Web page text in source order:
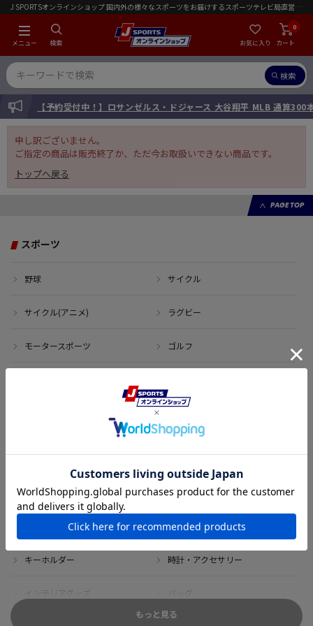
J SPORTSオンラインショップ 国内外の様々なスポーツをお届けするスポーツテレビ局直営店｜会員限定初回ご注文送料無料キャンペーン実施中！
メニュー 検索 お気に入り カート
0
検索
INFORMATION【予約受付中！】ロサンゼルス・ドジャース 大谷翔平 MLB 通算300
申し訳ございません。
ご指定の商品は販売終了か、ただ今お取扱いできない商品です。
トップへ戻る
PAGE TOP
スポーツ
野球 サイクル
サイクル(アニメ) ラグビー
モータースポーツ ゴルフ
アウトレット サイン・記念グッズ
ボブルヘッド・ぬいぐるみ Tシャツ
DVD・ブルーレイ 雑貨
キーホルダー 時計・アクセサリー
インテリアグッズ バッグ
もっと見る